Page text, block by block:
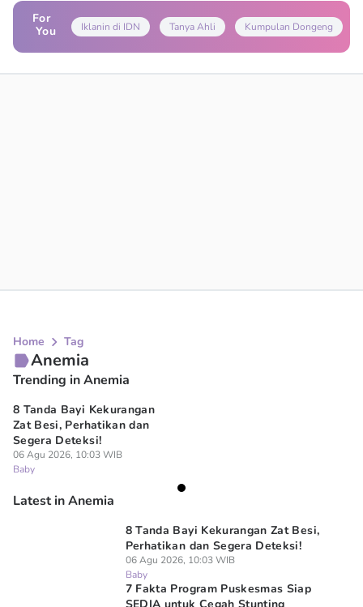
For
You
Iklanin di IDN Tanya Ahli Kumpulan Dongeng
Home Tag
Anemia
Trending in Anemia
8 Tanda Bayi Kekurangan
Zat Besi, Perhatikan dan
Segera Deteksi!
06 Agu 2026, 10:03 WIB
Baby
Latest in Anemia
8 Tanda Bayi Kekurangan Zat Besi,
Perhatikan dan Segera Deteksi!
06 Agu 2026, 10:03 WIB
Baby
7 Fakta Program Puskesmas Siap